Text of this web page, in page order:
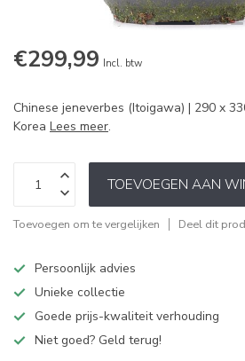
€299,99 Incl. btw
Chinese jeneverbes (Itoigawa) | 290 x
Korea Lees meer.
TOEVOEGEN AAN
Toevoegen om te vergelijken Deel dit
Persoonlijk advies
Unieke collectie
Goede prijs-kwaliteit verhouding
Niet goed? Geld terug!